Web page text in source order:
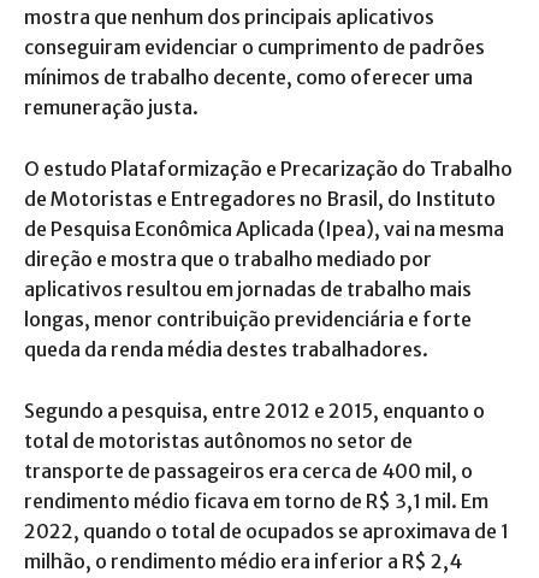
mostra que nenhum dos principais aplicativos
conseguiram evidenciar o cumprimento de padrões
mínimos de trabalho decente, como oferecer uma
remuneração justa.
O estudo Plataformização e Precarização do Trabalho
de Motoristas e Entregadores no Brasil, do Instituto
de Pesquisa Econômica Aplicada (Ipea), vai na mesma
direção e mostra que o trabalho mediado por
aplicativos resultou em jornadas de trabalho mais
longas, menor contribuição previdenciária e forte
queda da renda média destes trabalhadores.
Segundo a pesquisa, entre 2012 e 2015, enquanto o
total de motoristas autônomos no setor de
transporte de passageiros era cerca de 400 mil, o
rendimento médio ficava em torno de R$ 3,1 mil. Em
2022, quando o total de ocupados se aproximava de 1
milhão, o rendimento médio era inferior a R$ 2,4